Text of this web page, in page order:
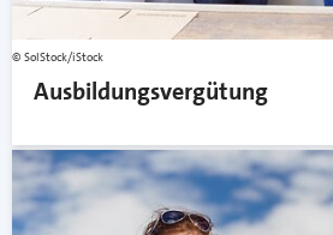
SolStock/iStock
Ausbildungsvergütung